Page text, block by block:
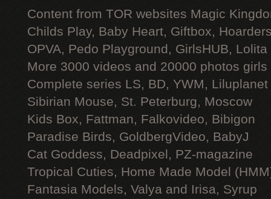
Content from TOR websites Magic
Childs Play, Baby Heart, Giftbox,
OPVA, Pedo Playground, GirlsHUB, Lolita
More 3000 videos and 20000 photos
Complete series LS, BD, YWM, Liluplanet
Sibirian Mouse, St. Peterburg, Moscow
Kids Box, Fattman, Falkovideo, Bibigon
Paradise Birds, GoldbergVideo, BabyJ
Cat Goddess, Deadpixel, PZ-magazine
Tropical Cuties, Home Made Model
Fantasia Models, Valya and Irisa, Syrup